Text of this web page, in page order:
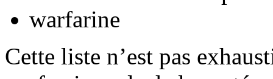
warfarine
Cette liste n’est pas